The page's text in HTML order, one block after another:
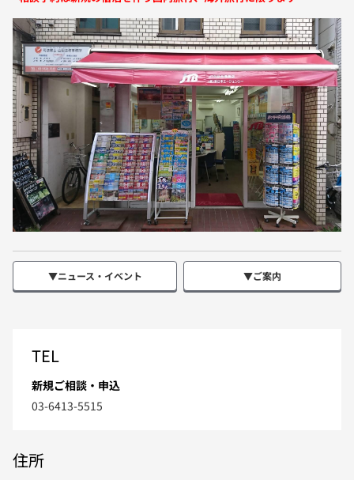
▼ニュース・イベント ▼ご案内
TEL
新規ご相談・申込
03-6413-5515
住所